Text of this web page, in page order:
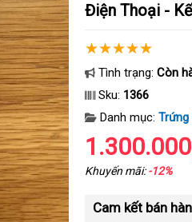
Điện Thoại -
Tình trạng: Còn
Sku: 1366
Danh mục: Trứng
Khuyến mãi:-12%
Cam kết bán